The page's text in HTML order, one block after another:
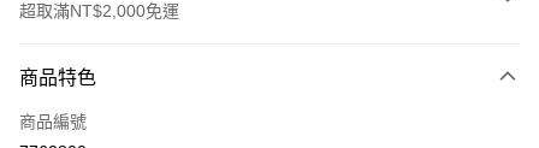
超取滿NT$2,000免運
信用卡一次付款
信用卡分期付款
商品特色
商品編號